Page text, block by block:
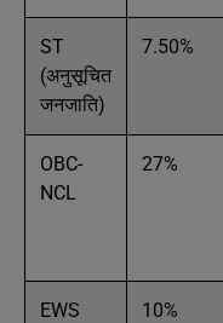
ST
(अनुसूचित
जनजाति)
7.50%
OBC-
NCL
27%
EWS 10%